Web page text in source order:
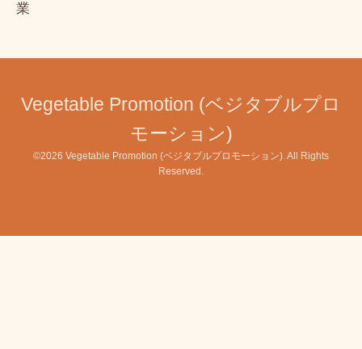
業
Vegetable Promotion (ベジタブルプロ
モーション)
©2026 Vegetable Promotion (ベジタブルプロモーション) . All Rights
Reserved.